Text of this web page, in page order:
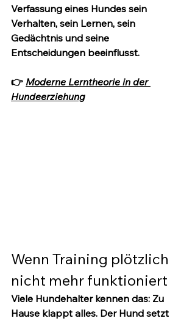
Verfassung eines Hundes sein
Verhalten, sein Lernen, sein
Gedächtnis und seine
Entscheidungen beeinflusst.
👉 Moderne Lerntheorie in der
Hundeerziehung
Wenn Training plötzlich
nicht mehr funktioniert
Viele Hundehalter kennen das: Zu
Hause klappt alles. Der Hund setzt